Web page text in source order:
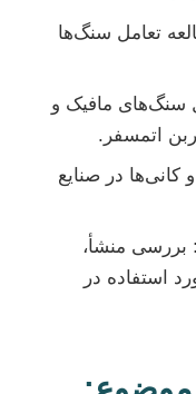
تعامل سنگ‌ها
سنگ‌های مافیک و
اتمسفر.
کانی‌ها در صنایع
بررسی منشأ،
استفاده در